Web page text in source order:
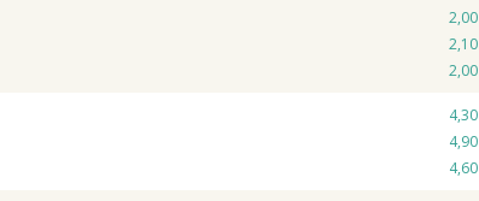
2,00
2,10
2,00
4,30
4,90
4,60